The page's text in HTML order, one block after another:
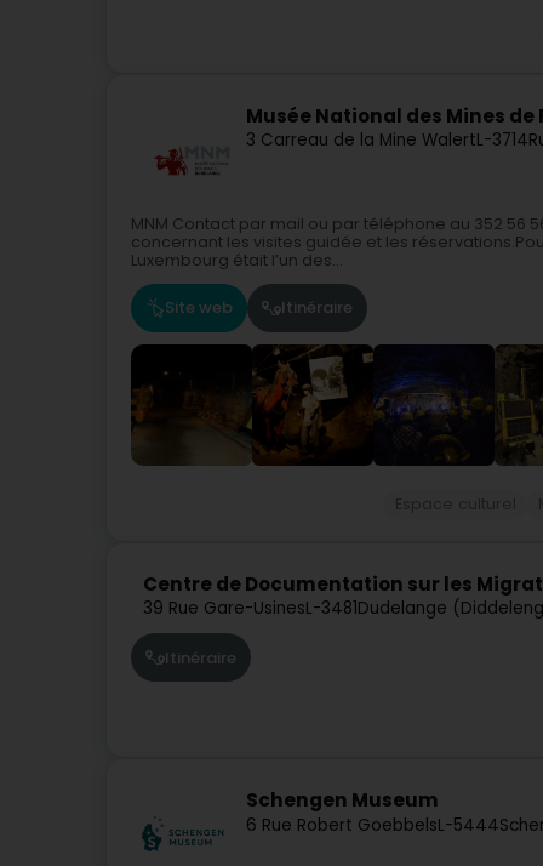
Musée National des Mines de
3 Carreau de la Mine WalertL-3714
MNM Contact par mail ou par téléphone au 352 56
concernant les visites guidée et les
Luxembourg était l’un des...
Site web Itinéraire
Centre de Documentation sur les
39 Rue Gare-UsinesL-3481Dudelange
Itinéraire
Schengen Museum
6 Rue Robert GoebbelsL-5444